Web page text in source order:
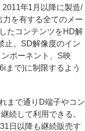
年1月以降に製造/
を有する全てのメー
たコンテンツをHD解
止。SD解像度のイン
ポーネント、S映
まで)に制限するよう
まで通りD端子やコン
続して利用できる。
日以降も継続販売す